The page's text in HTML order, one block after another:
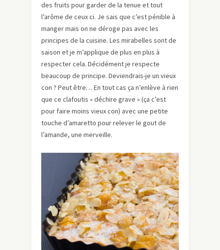
des fruits pour garder de la tenue et tout
l’arôme de ceux ci. Je sais que c’est pénible à
manger mais on ne déroge pas avec les
principes de la cuisine. Les mirabelles sont de
saison et je m’applique de plus en plus à
respecter cela. Décidément je respecte
beaucoup de principe. Deviendrais-je un vieux
con ? Peut être… En tout cas ça n’enlève à rien
que ce clafoutis « déchire grave » (ça c’est
pour faire moins vieux con) avec une petite
touche d’amaretto pour relever le gout de
l’amande, une merveille.